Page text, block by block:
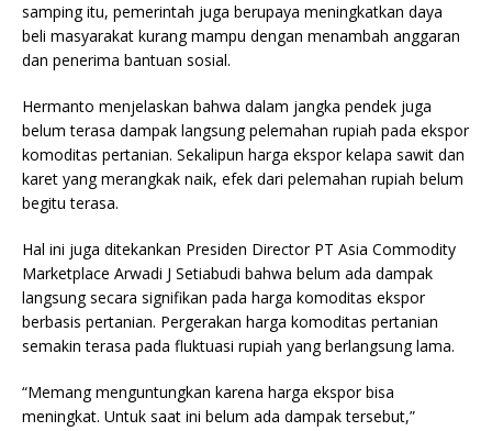
samping itu, pemerintah juga berupaya meningkatkan daya
beli masyarakat kurang mampu dengan menambah anggaran
dan penerima bantuan sosial.
Hermanto menjelaskan bahwa dalam jangka pendek juga
belum terasa dampak langsung pelemahan rupiah pada ekspor
komoditas pertanian. Sekalipun harga ekspor kelapa sawit dan
karet yang merangkak naik, efek dari pelemahan rupiah belum
begitu terasa.
Hal ini juga ditekankan Presiden Director PT Asia Commodity
Marketplace Arwadi J Setiabudi bahwa belum ada dampak
langsung secara signifikan pada harga komoditas ekspor
berbasis pertanian. Pergerakan harga komoditas pertanian
semakin terasa pada fluktuasi rupiah yang berlangsung lama.
“Memang menguntungkan karena harga ekspor bisa
meningkat. Untuk saat ini belum ada dampak tersebut,”